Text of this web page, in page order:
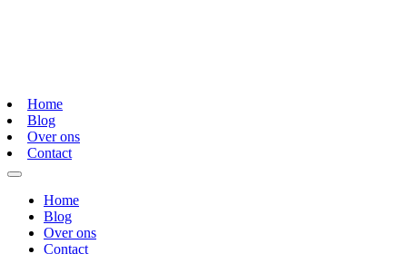
Home
Blog
Over ons
Contact
Home
Blog
Over ons
Contact